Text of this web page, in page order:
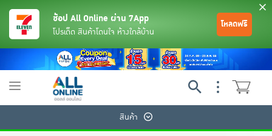
ช้อป All Online ผ่าน 7App
โปรเด็ด สินค้าโดนใจ ห้างใกล้บ้าน
โหลดฟรี
Toggle
สินค้า